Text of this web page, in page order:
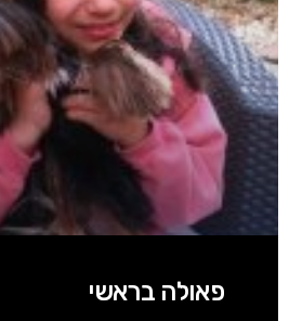
פאולה בראשי